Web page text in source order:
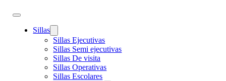
Sillas
Sillas Ejecutivas
Sillas Semi ejecutivas
Sillas De visita
Sillas Operativas
Sillas Escolares